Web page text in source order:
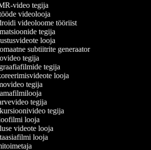
video tegija
videolooja
videoloome tööriist
tegija
looja
subtiitrite generaator
tegija
tegija
looja
tegija
tegija
tegija
looja
videote looja
looja